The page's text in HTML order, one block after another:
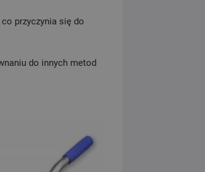
przyczynia się do
do innych metod